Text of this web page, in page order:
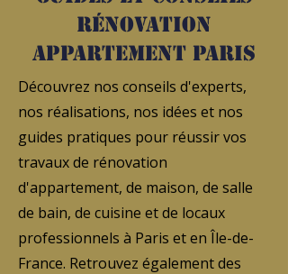
rénovation
appartement Paris
Découvrez nos conseils d'experts,
nos réalisations, nos idées et nos
guides pratiques pour réussir vos
travaux de rénovation
d'appartement, de maison, de salle
de bain, de cuisine et de locaux
professionnels à Paris et en Île-de-
France. Retrouvez également des